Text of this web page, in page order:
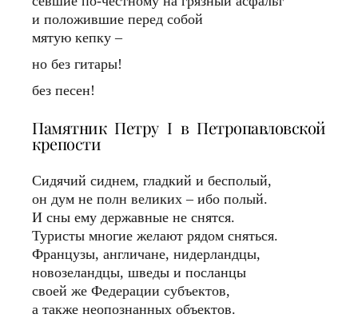
и положившие перед собой
мятую кепку –
но без гитары!
без песен!
Памятник Петру I в Петропавловской
крепости
Сидячий сиднем, гладкий и бесполый,
он дум не полн великих – ибо полый.
И сны ему державные не снятся.
Туристы многие желают рядом сняться.
Французы, англичане, нидерландцы,
новозеландцы, шведы и посланцы
своей же Федерации субъектов,
а также неопознанных объектов.